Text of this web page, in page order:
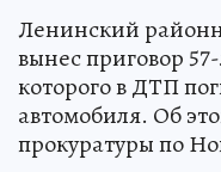
Ленинский
вынес приговор
которого в ДТП
автомобиля. Об
прокуратуры по